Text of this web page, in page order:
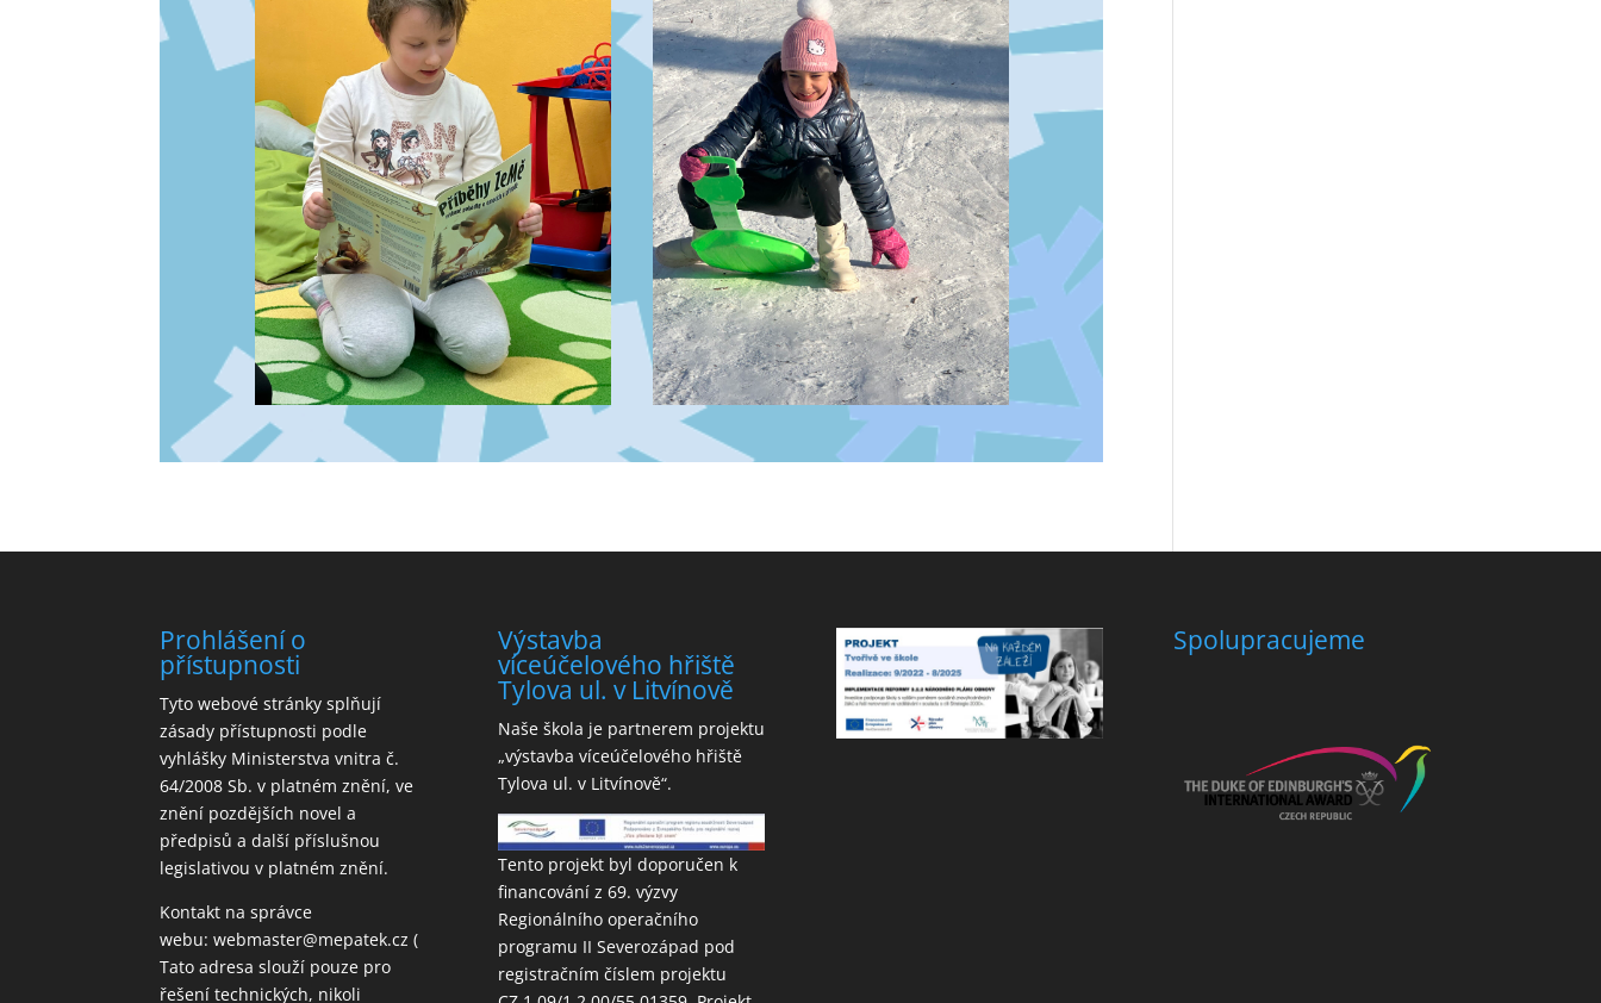
Prohlášení o
přístupnosti
Tyto webové stránky splňují
zásady přístupnosti podle
vyhlášky Ministerstva vnitra č.
64/2008 Sb. v platném znění, ve
znění pozdějších novel a
předpisů a další příslušnou
legislativou v platném znění.
Kontakt na správce
webu:webmaster@mepatek.cz (
Tato adresa slouží pouze pro
řešení technických, nikoli
Výstavba
víceúčelového hřiště
Tylova ul. v Litvínově
Naše škola je partnerem projektu
„výstavba víceúčelového hřiště
Tylova ul. v Litvínově“.
Tento projekt byl doporučen k
financování z 69. výzvy
Regionálního operačního
programu II Severozápad pod
registračním číslem projektu
Spolupracujeme